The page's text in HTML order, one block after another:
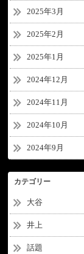
2025年3月
2025年2月
2025年1月
2024年12月
2024年11月
2024年10月
2024年9月
カテゴリー
大谷
井上
話題